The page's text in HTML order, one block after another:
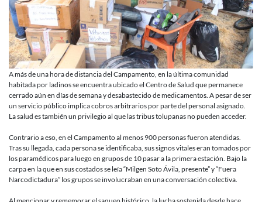
A más de una hora de distancia del Campamento, en la última comunidad
habitada por ladinos se encuentra ubicado el Centro de Salud que permanece
cerrado aún en días de semana y desabastecido de medicamentos. A pesar de ser
un servicio público implica cobros arbitrarios por parte del personal asignado.
La salud es también un privilegio al que las tribus tolupanas no pueden acceder.
Contrario a eso, en el Campamento al menos 900 personas fueron atendidas.
Tras su llegada, cada persona se identificaba, sus signos vitales eran tomados por
los paramédicos para luego en grupos de 10 pasar a la primera estación. Bajo la
carpa en la que en sus costados se leía “Milgen Soto Ávila, presente” y “Fuera
Narcodictadura” los grupos se involucraban en una conversación colectiva.